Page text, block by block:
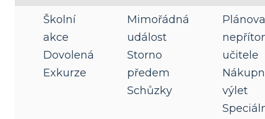
Školní
akce
Dovolená
Exkurze
Mimořádná
událost
Storno
předem
Schůzky
učitele
výlet